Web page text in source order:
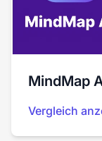
MindMap
Vergleich